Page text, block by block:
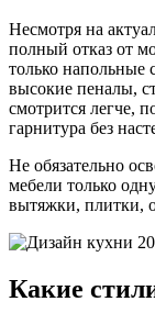
Несмотря на
полный отказ от
только
высокие пеналы,
смотрится легче,
гарнитура без
Не обязательно
мебели только
вытяжки, плитки,
Какие